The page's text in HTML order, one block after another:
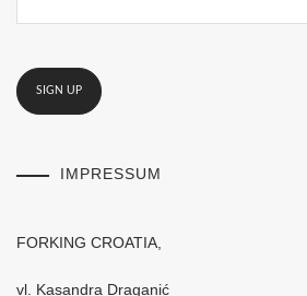
IMPRESSUM
FORKING CROATIA,
vl. Kasandra Draganić